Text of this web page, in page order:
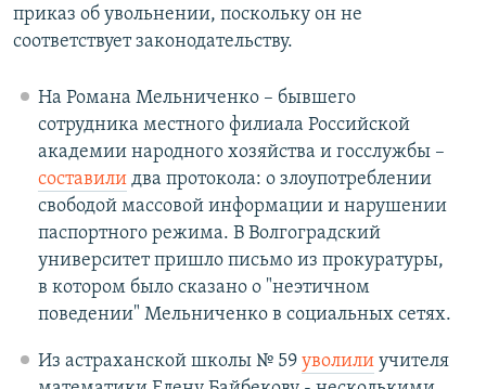
приказ об увольнении, поскольку он не
соответствует законодательству.
На Романа Мельниченко – бывшего
сотрудника местного филиала Российской
академии народного хозяйства и госслужбы –
составилидва протокола: о злоупотреблении
свободой массовой информации и нарушении
паспортного режима. В Волгоградский
университет пришло письмо из прокуратуры,
в котором было сказано о "неэтичном
поведении" Мельниченко в социальных сетях.
Из астраханской школы № 59 уволилиучителя